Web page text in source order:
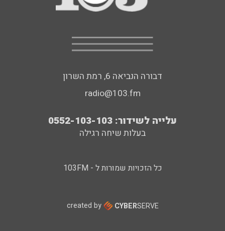
דבורה הנביאה 6, רמת השרון
radio@103.fm
עלייה לשידור: 0552-103-103
בעלות שיחה רגילה
כל הזכויות שמורות ל - 103FM
created by CYBERSERVE